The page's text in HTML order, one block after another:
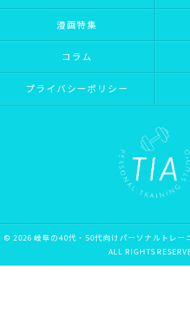
漫画特集
コラム
プライバシーポリシー
© 2026 岐阜の40代・50代向けパーソナルトレー
ALL RIGHTS